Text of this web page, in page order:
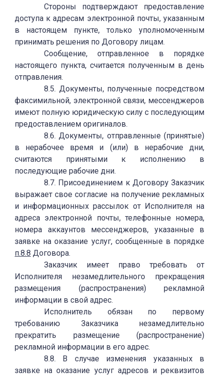
Стороны подтверждают предоставление
доступа к адресам электронной почты, указанным
в настоящем пункте, только уполномоченным
принимать решения по Договору лицам.
Сообщение, отправленное в порядке
настоящего пункта, считается полученным в день
отправления.
8.5. Документы, полученные посредством
факсимильной, электронной связи, мессенджеров
имеют полную юридическую силу с последующим
предоставлением оригиналов.
8.6. Документы, отправленные (принятые)
в нерабочее время и (или) в нерабочие дни,
считаются принятыми к исполнению в
последующие рабочие дни.
8.7. Присоединением к Договору Заказчик
выражает свое согласие на получение рекламных
и информационных рассылок от Исполнителя на
адреса электронной почты, телефонные номера,
номера аккаунтов мессенджеров, указанные в
заявке на оказание услуг, сообщенные в порядке
п.8.8 Договора.
Заказчик имеет право требовать от
Исполнителя незамедлительного прекращения
размещения (распространения) рекламной
информации в свой адрес.
Исполнитель обязан по первому
требованию Заказчика незамедлительно
прекратить размещение (распространение)
рекламной информации в его адрес.
8.8. В случае изменения указанных в
заявке на оказание услуг адресов и реквизитов